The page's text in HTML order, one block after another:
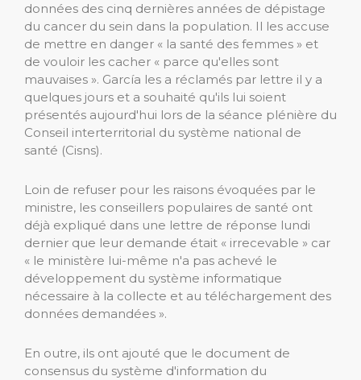
données des cinq dernières années de dépistage
du cancer du sein dans la population. Il les accuse
de mettre en danger « la santé des femmes » et
de vouloir les cacher « parce qu'elles sont
mauvaises ». García les a réclamés par lettre il y a
quelques jours et a souhaité qu'ils lui soient
présentés aujourd'hui lors de la séance plénière du
Conseil interterritorial du système national de
santé (Cisns).
Loin de refuser pour les raisons évoquées par le
ministre, les conseillers populaires de santé ont
déjà expliqué dans une lettre de réponse lundi
dernier que leur demande était « irrecevable » car
« le ministère lui-même n'a pas achevé le
développement du système informatique
nécessaire à la collecte et au téléchargement des
données demandées ».
En outre, ils ont ajouté que le document de
consensus du système d'information du